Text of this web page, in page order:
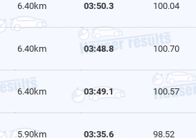
6.40km 03:50.3 100.04
6.40km 03:48.8 100.70
6.40km 03:49.1 100.57
5.90km 03:35.6 98.52